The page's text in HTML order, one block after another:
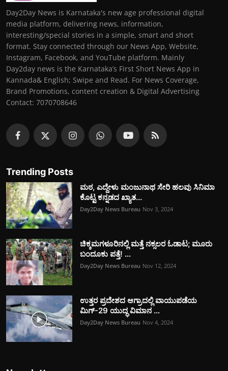
Day2Day News is Karnataka's new age professional digital
media platform, delivering news, information,
interesting/special stories in a simple, smart and short
format. Stay connected through our News App, Website,
Instagram, Facebook, and YouTube platform. Mainly
Day2day news is the Karnataka’s First Short News App in
Kannada& English; Swipe and Read. For News Coverage,
Brand Promotions, content creation & Digital Advertising
Contact: 7070708646
Trending Posts
ಮಠ, ಎದ್ದೇಳು ಮಂಜುನಾಥ ಸೇರಿ ಹಲವು ಸಿನಿಮಾ
ಕೊಟ್ಟ ಕನ್ನಡದ ಖ್ಯಾತ...
Day2Day News Bureau Nov 3, 2024
ಚಿಕ್ಕಮಗಳೂರಿನಲ್ಲಿ ಮತ್ತೆ ನಕ್ಸಲರ ಓಡಾಟ; ಮೂರು
ಬಂದೂಕು ಪತ್ತೆ! ...
Day2Day News Bureau Nov 12, 2024
ಉತ್ತರ ಪ್ರದೇಶದ ಆಗ್ರಾದಲ್ಲಿ ವಾಯುಪಡೆಯ
ಮಿಗ್‌-29 ಯುದ್ಧ ವಿಮಾನ ...
Day2Day News Bureau Nov 4, 2024